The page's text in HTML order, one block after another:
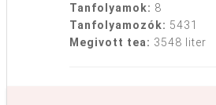
Tanfolyamok: 8
Tanfolyamozók: 5431
Megivott tea: 3548 liter